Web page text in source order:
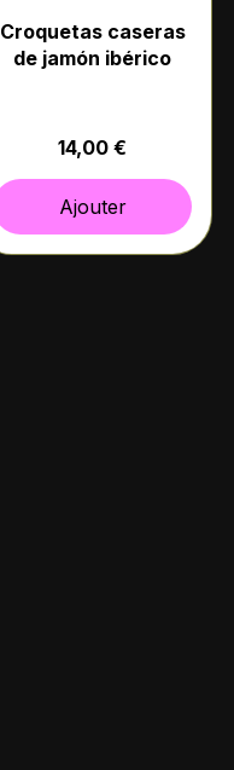
Croquetas caseras
de jamón ibérico
14,00 €
Ajouter